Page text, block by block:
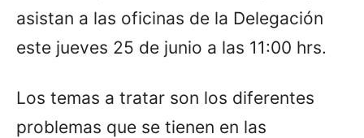
asistan a las oficinas de la Delegación
este jueves 25 de junio a las 11:00 hrs.
Los temas a tratar son los diferentes
problemas que se tienen en las